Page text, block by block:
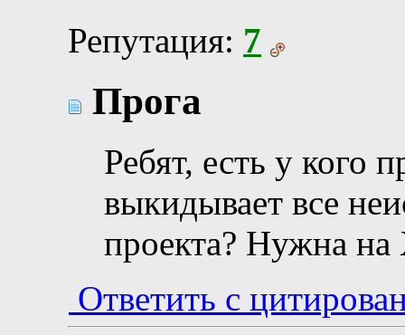
Репутация: 7
Прога
Ребят, есть у кого
выкидывает все
проекта? Нужна на
Ответить с